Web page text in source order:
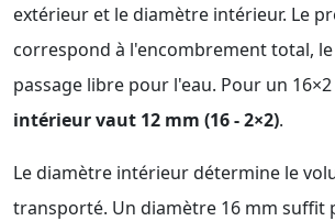
extérieur et le diamètre intérieur. Le
correspond à l'encombrement total,
passage libre pour l'eau. Pour un
intérieur vaut 12 mm (16 - 2×2).
Le diamètre intérieur détermine le
transporté. Un diamètre 16 mm suffit